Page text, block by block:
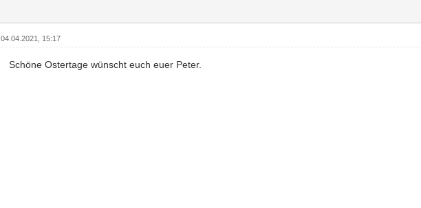
04.04.2021, 15:17
Schöne Ostertage wünscht euch euer Peter.